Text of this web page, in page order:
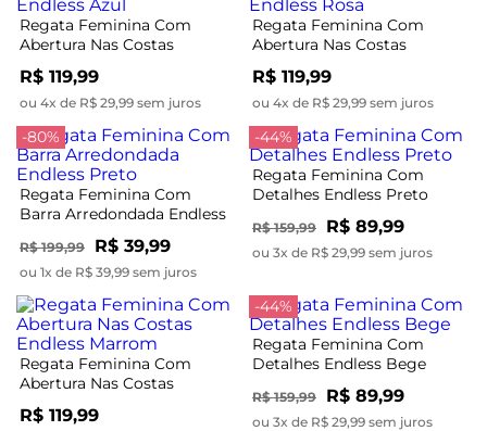
Regata Feminina Com
Abertura Nas Costas
Endless Azul
R$ 119,99
ou 4x de R$ 29,99 sem juros
Regata Feminina Com
Abertura Nas Costas
Endless Rosa
R$ 119,99
ou 4x de R$ 29,99 sem juros
-80%
Regata Feminina Com
Barra Arredondada Endless
R$ 199,99 R$ 39,99
ou 1x de R$ 39,99 sem juros
-44%
Regata Feminina Com
Detalhes Endless Preto
R$ 159,99 R$ 89,99
ou 3x de R$ 29,99 sem juros
Regata Feminina Com
Abertura Nas Costas
Endless Marrom
R$ 119,99
-44%
Regata Feminina Com
Detalhes Endless Bege
R$ 159,99 R$ 89,99
ou 3x de R$ 29,99 sem juros